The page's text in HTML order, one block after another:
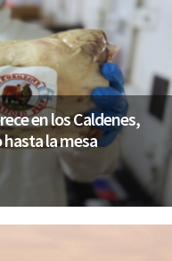
en los Caldenes,
la mesa